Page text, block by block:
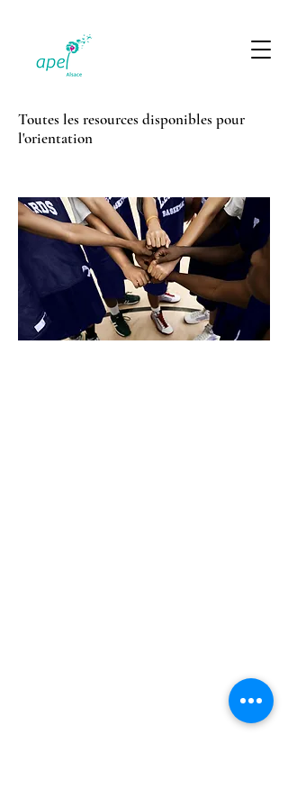
Toutes les resources disponibles pour
l'orientation